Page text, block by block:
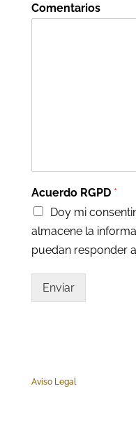
Comentarios
Acuerdo RGPD *
Doy mi
almacene la
puedan responder
Enviar
Aviso Legal